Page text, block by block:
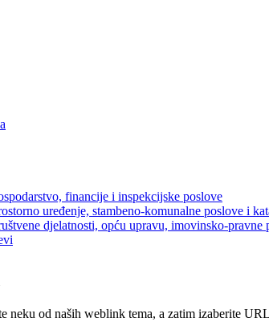
financije i inspekcijske poslove
uređenje, stambeno-komunalne poslove i
djelatnosti, opću upravu, imovinsko-
neku od naših weblink tema, a zatim izaberite